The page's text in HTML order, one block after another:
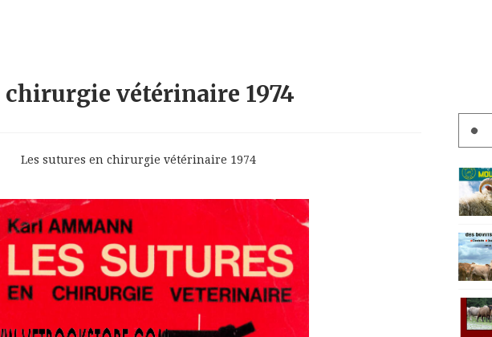
chirurgie vétérinaire 1974
Les sutures en chirurgie vétérinaire 1974